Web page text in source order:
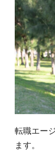
転職エー
ます。